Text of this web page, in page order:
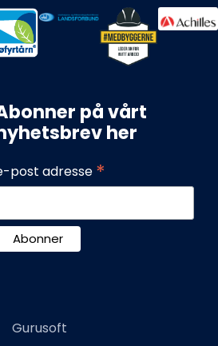
på vårt
her
post adresse *
Gurusoft